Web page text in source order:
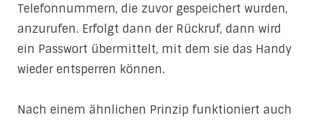
Telefonnummern, die zuvor gespeichert wurden,
anzurufen. Erfolgt dann der Rückruf, dann wird
ein Passwort übermittelt, mit dem sie das Handy
wieder entsperren können.
Nach einem ähnlichen Prinzip funktioniert auch